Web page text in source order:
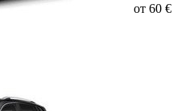
от 60 €